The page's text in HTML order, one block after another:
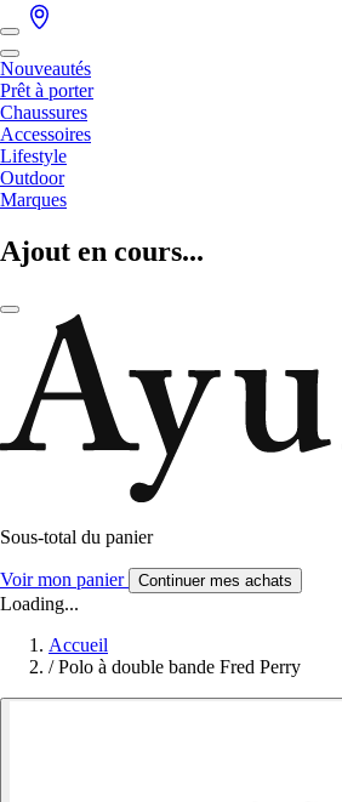
Nouveautés
Prêt à porter
Chaussures
Accessoires
Lifestyle
Outdoor
Marques
Ajout en cours...
Sous-total du panier
Voir mon panier Continuer mes achats
Loading...
Accueil
/ Polo à double bande Fred Perry